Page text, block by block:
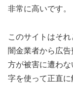
非常に高いです。
このサイトはそ
闇金業者から広
方が被害に遭わ
字を使って正直に